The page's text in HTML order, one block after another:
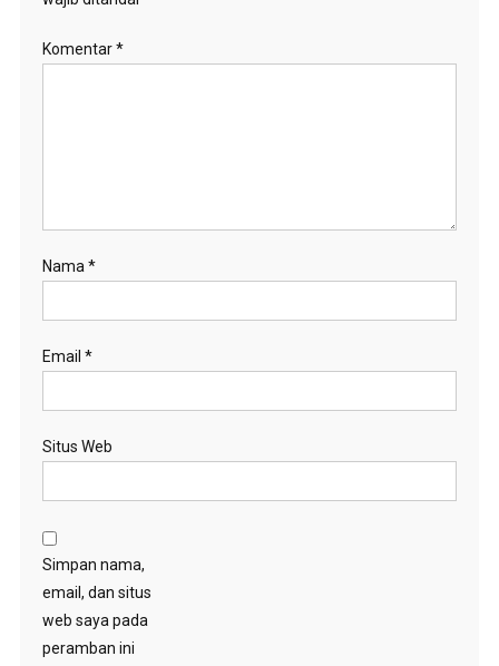
Komentar*
Nama *
Email *
Situs Web
Simpan nama,
email, dan situs
web saya pada
peramban ini